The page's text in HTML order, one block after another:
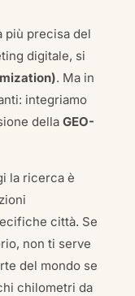
più precisa del
digitale, si
. Ma in
integriamo
della GEO-
la ricerca è
città. Se
non ti serve
del mondo se
chilometri da